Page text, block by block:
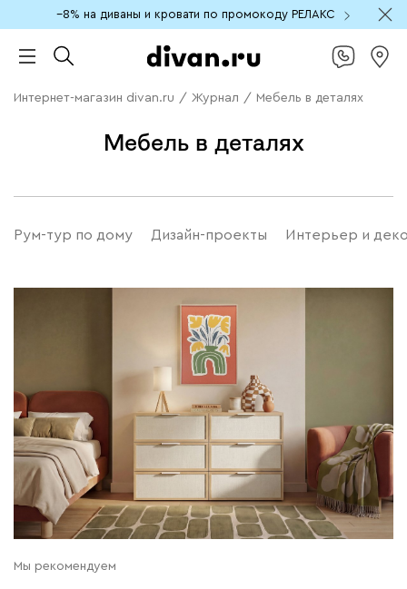
−8% на диваны и кровати по промокоду РЕЛАКС
Интернет-магазин divan.ru / Журнал / Мебель в деталях
Мебель в деталях
Рум-тур по дому Дизайн-проекты Интерьер и
Мы рекомендуем